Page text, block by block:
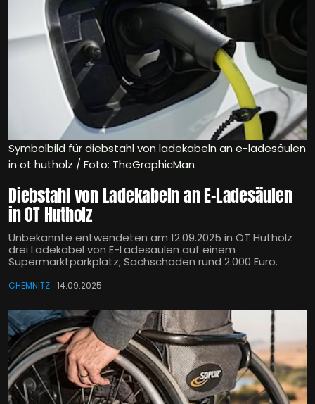
Symbolbild für diebstahl von ladekabeln an e-ladesäulen
in ot hutholz / Foto: TheGraphicMan
Diebstahl von Ladekabeln an E-Ladesäulen
in OT Hutholz
Unbekannte entwendeten am 12.09.2025 in OT Hutholz
drei Ladekabel von E-Ladesäulen auf einem
Supermarktparkplatz; Sachschaden rund 2.000 Euro.
CHEMNITZ 14.09.2025